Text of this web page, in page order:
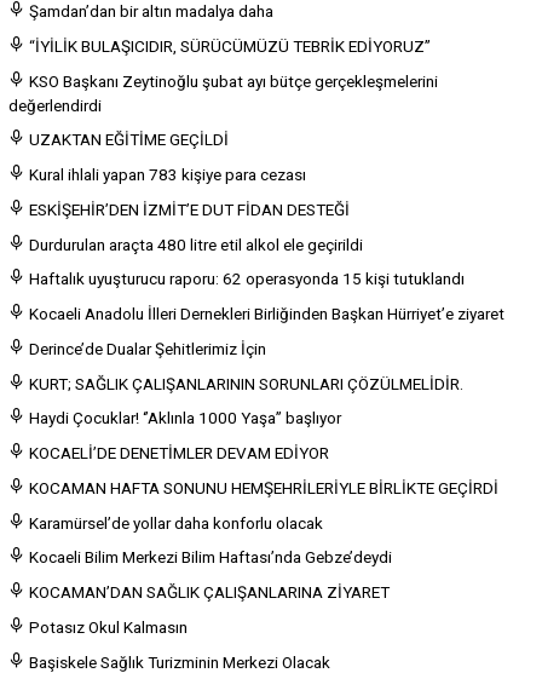
Şamdan’dan bir altın madalya daha
“İYİLİK BULAŞICIDIR, SÜRÜCÜMÜZÜ TEBRİK EDİYORUZ”
KSO Başkanı Zeytinoğlu şubat ayı bütçe gerçekleşmelerini
değerlendirdi
UZAKTAN EĞİTİME GEÇİLDİ
Kural ihlali yapan 783 kişiye para cezası
ESKİŞEHİR’DEN İZMİT’E DUT FİDAN DESTEĞİ
Durdurulan araçta 480 litre etil alkol ele geçirildi
Haftalık uyuşturucu raporu: 62 operasyonda 15 kişi tutuklandı
Kocaeli Anadolu İlleri Dernekleri Birliğinden Başkan Hürriyet’e ziyaret
Derince’de Dualar Şehitlerimiz İçin
KURT; SAĞLIK ÇALIŞANLARININ SORUNLARI ÇÖZÜLMELİDİR.
Haydi Çocuklar! ‘’Aklınla 1000 Yaşa’’ başlıyor
KOCAELİ’DE DENETİMLER DEVAM EDİYOR
KOCAMAN HAFTA SONUNU HEMŞEHRİLERİYLE BİRLİKTE GEÇİRDİ
Karamürsel’de yollar daha konforlu olacak
Kocaeli Bilim Merkezi Bilim Haftası’nda Gebze’deydi
KOCAMAN’DAN SAĞLIK ÇALIŞANLARINA ZİYARET
Potasız Okul Kalmasın
Başiskele Sağlık Turizminin Merkezi Olacak